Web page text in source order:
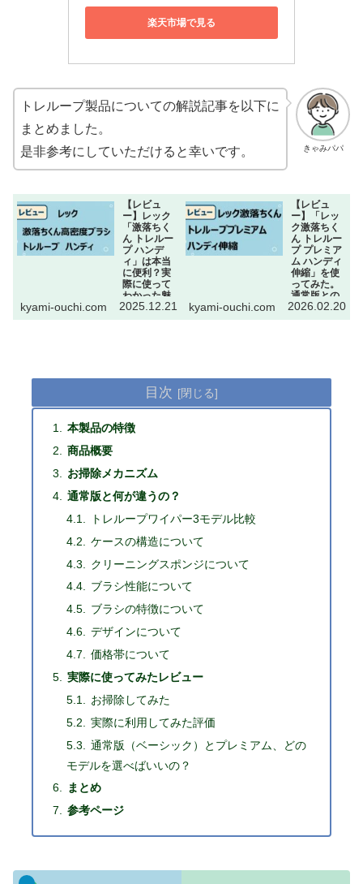
楽天市場で見る
きゃみパパ
トレループ製品についての解説記事を以下に
まとめました。
是非参考にしていただけると幸いです。
【レビュ
ー】レック
「激落ちく
ん トレルー
プ ハンデ
ィ」は本当
に便利？実
際に使って
わかった魅
力と注意点
ていきます。
簡単にササっ
とホコリをと
ることがで
ースでブラシ
の汚れが取れ
掃除を確実に
楽にしてくれ
す！
kyami-ouchi.com 2025.12.21
【レビュ
ー】「レッ
ク激落ちく
ん トレルー
プ プレミア
ム ハンディ
伸縮」を使
ってみた。
通常版との
違いを徹底
比較！
プについて、
ぼ通常版との
kyami-ouchi.com 2026.02.20
目次
本製品の特徴
商品概要
お掃除メカニズム
通常版と何が違うの？
トレループワイパー3モデル比較
ケースの構造について
クリーニングスポンジについて
ブラシ性能について
ブラシの特徴について
デザインについて
価格帯について
実際に使ってみたレビュー
お掃除してみた
実際に利用してみた評価
通常版（ベーシック）とプレミアム、どの
モデルを選べばいいの？
まとめ
参考ページ